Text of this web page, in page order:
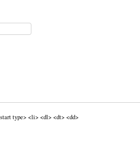
type> <li> <dl> <dt> <dd>